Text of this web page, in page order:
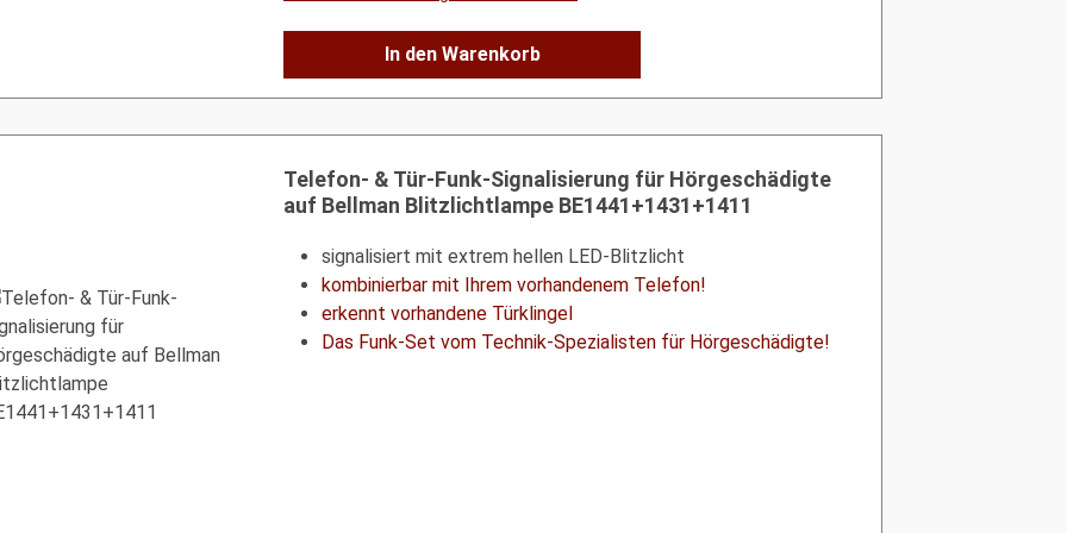
In den Warenkorb
Telefon- & Tür-Funk-Signalisierung für Hörgeschädigte
auf Bellman Blitzlichtlampe BE1441+1431+1411
signalisiert mit extrem hellen LED-Blitzlicht
kombinierbar mit Ihrem vorhandenem Telefon!
erkennt vorhandene Türklingel
Das Funk-Set vom Technik-Spezialisten für Hörgeschädigte!